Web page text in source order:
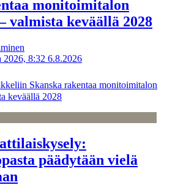
monitoimitalon
valmista keväällä 2028
2026, 8:32 6.8.2026
Skanska rakentaa monitoimitalon
keväällä 2028
päädytään vielä